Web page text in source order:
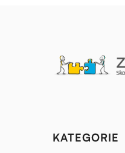
KATEGORIE